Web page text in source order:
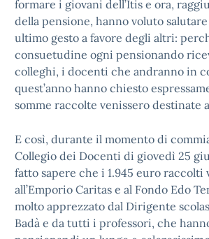
formare i giovani dell’Itis e ora,
della pensione, hanno voluto
ultimo gesto a favore degli altri:
consuetudine ogni pensionando
colleghi, i docenti che andranno in
quest’anno hanno chiesto
somme raccolte venissero destinate
E così, durante il momento di
Collegio dei Docenti di giovedì 25
fatto sapere che i 1.945 euro raccolti
all’Emporio Caritas e al Fondo Edo
molto apprezzato dal Dirigente
Badà e da tutti i professori, che